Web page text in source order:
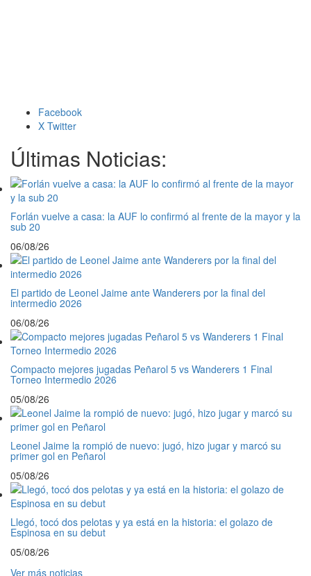
Facebook
X Twitter
Últimas Noticias:
Forlán vuelve a casa: la AUF lo confirmó al frente de la mayor y la
sub 20
06/08/26
El partido de Leonel Jaime ante Wanderers por la final del
intermedio 2026
06/08/26
Compacto mejores jugadas Peñarol 5 vs Wanderers 1 Final
Torneo Intermedio 2026
05/08/26
Leonel Jaime la rompió de nuevo: jugó, hizo jugar y marcó su
primer gol en Peñarol
05/08/26
Llegó, tocó dos pelotas y ya está en la historia: el golazo de
Espinosa en su debut
05/08/26
Ver más noticias